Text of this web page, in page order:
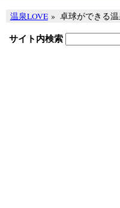
温泉LOVE» 卓球ができる
サイト内検索